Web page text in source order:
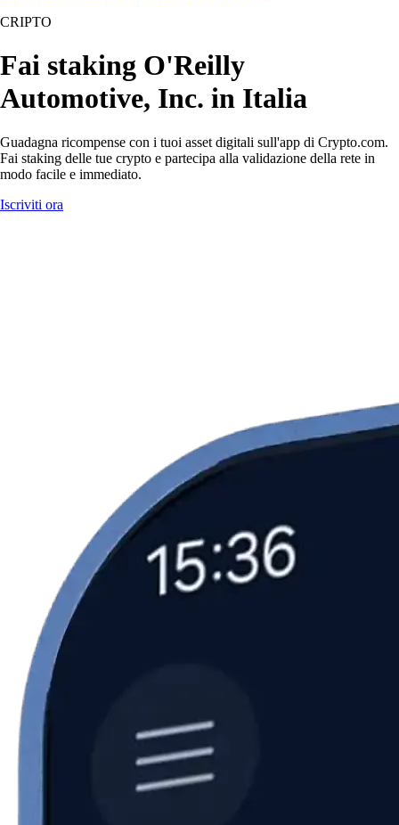
CRIPTO
Fai staking O'Reilly
Automotive, Inc. in Italia
Guadagna ricompense con i tuoi asset digitali sull'app di Crypto.com.
Fai staking delle tue crypto e partecipa alla validazione della rete in
modo facile e immediato.
Iscriviti ora